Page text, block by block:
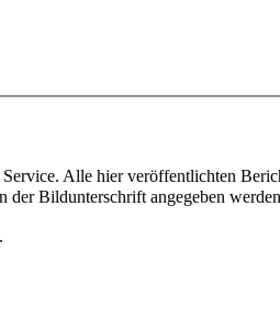
Alle hier veröffentlichten
der Bildunterschrift angegeben